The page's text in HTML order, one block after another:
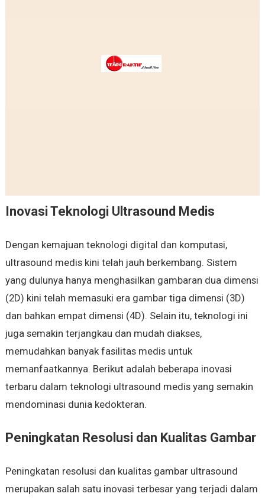
Inovasi Teknologi Ultrasound Medis
Dengan kemajuan teknologi digital dan komputasi,
ultrasound medis kini telah jauh berkembang. Sistem
yang dulunya hanya menghasilkan gambaran dua dimensi
(2D) kini telah memasuki era gambar tiga dimensi (3D)
dan bahkan empat dimensi (4D). Selain itu, teknologi ini
juga semakin terjangkau dan mudah diakses,
memudahkan banyak fasilitas medis untuk
memanfaatkannya. Berikut adalah beberapa inovasi
terbaru dalam teknologi ultrasound medis yang semakin
mendominasi dunia kedokteran.
Peningkatan Resolusi dan Kualitas Gambar
Peningkatan resolusi dan kualitas gambar ultrasound
merupakan salah satu inovasi terbesar yang terjadi dalam